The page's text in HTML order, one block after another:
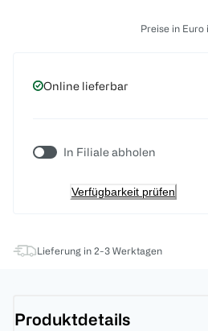
Preise in Euro
Online lieferbar
In Filiale abholen
Verfügbarkeit prüfen
Lieferung in 2-3 Werktagen
Produktdetails